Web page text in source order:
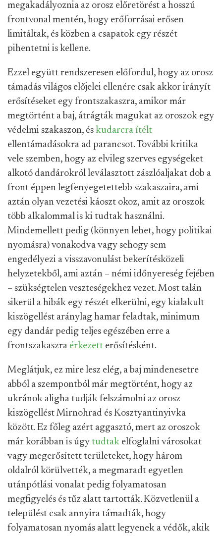
megakadályoznia az orosz előretörést a hosszú
frontvonal mentén, hogy erőforrásai erősen
limitáltak, és közben a csapatok egy részét
pihentetni is kellene.
Ezzel együtt rendszeresen előfordul, hogy az orosz
támadás világos előjelei ellenére csak akkor irányít
erősítéseket egy frontszakaszra, amikor már
megtörtént a baj, átrágták magukat az oroszok egy
védelmi szakaszon, és kudarcra ítélt
ellentámadásokra ad parancsot. További kritika
vele szemben, hogy az elvileg szerves egységeket
alkotó dandárokról leválasztott zászlóaljakat dob a
front éppen legfenyegetettebb szakaszaira, ami
aztán olyan vezetési káoszt okoz, amit az oroszok
több alkalommal is ki tudtak használni.
Mindemellett pedig (könnyen lehet, hogy politikai
nyomásra) vonakodva vagy sehogy sem
engedélyezi a visszavonulást bekerítésközeli
helyzetekből, ami aztán – némi időnyereség fejében
– szükségtelen veszteségekhez vezet. Most talán
sikerül a hibák egy részét elkerülni, egy kialakult
kiszögellést aránylag hamar feladtak, minimum
egy dandár pedig teljes egészében erre a
frontszakaszra érkezett erősítésként.
Meglátjuk, ez mire lesz elég, a baj mindenesetre
abból a szempontból már megtörtént, hogy az
ukránok aligha tudják felszámolni az orosz
kiszögellést Mirnohrad és Kosztyantinyivka
között. Ez főleg azért aggasztó, mert az oroszok
már korábban is úgy tudtak elfoglalni városokat
vagy megerősített területeket, hogy három
oldalról körülvették, a megmaradt egyetlen
utánpótlási vonalat pedig folyamatosan
megfigyelés és tűz alatt tartották. Közvetlenül a
települést csak annyira támadták, hogy
folyamatosan nyomás alatt legyenek a védők, akik